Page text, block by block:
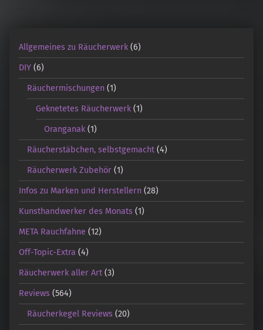
Allgemeines zu Räucherwerk (6)
DIY (6)
Räuchermischungen (1)
Geknetetes Räucherwerk(1)
Oranganak (1)
Räucherstäbchen, selbstgemacht (4)
Räucherwerk Zubehör (1)
Infos zu Marken und Herstellern (28)
Kunsthandwerker des Monats (1)
META Rauchfahne (12)
Off-Topic-Extra (4)
Räucherwerk aller Art (3)
Reviews (564)
Räucherkegel Reviews (20)